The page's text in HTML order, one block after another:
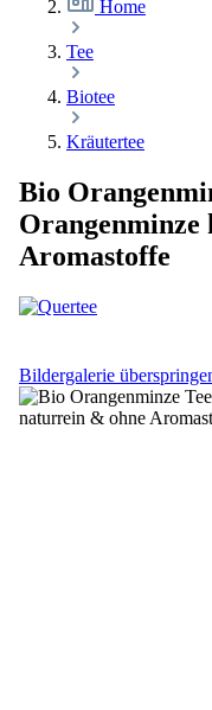
Home
Tee
Biotee
Kräutertee
Bio
Aromastoffe
Bildergalerie